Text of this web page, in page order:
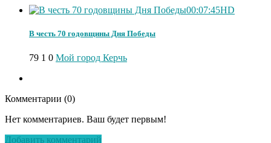
00:07:45HD
В честь 70 годовщины Дня Победы
79 1 0 Мой город Керчь
Комментарии (0)
Нет комментариев. Ваш будет первым!
Добавить комментарий